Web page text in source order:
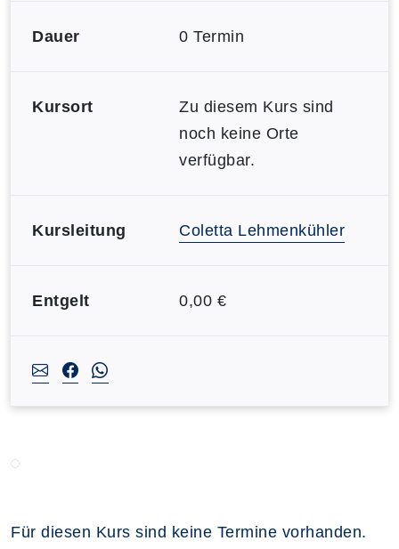
Dauer 0 Termin
Kursort
Zu diesem Kurs sind
noch keine Orte
verfügbar.
Kursleitung Coletta Lehmenkühler
Entgelt 0,00 €
Für diesen Kurs sind keine Termine vorhanden.